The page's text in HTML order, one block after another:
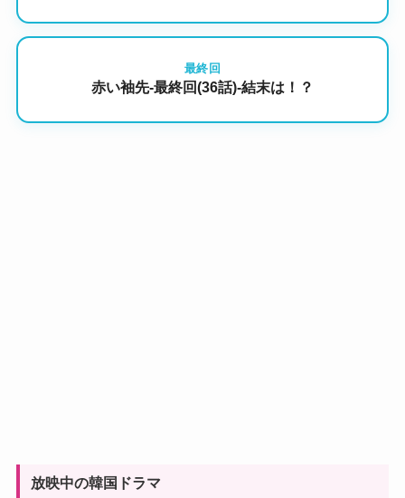
最終回
赤い袖先-最終回(36話)-結末は！？
放映中の韓国ドラマ